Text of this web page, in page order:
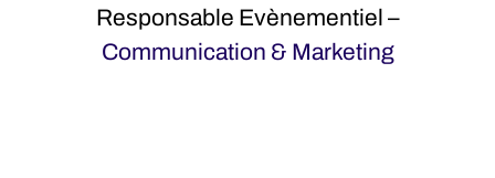
Responsable Evènementiel –
Communication & Marketing